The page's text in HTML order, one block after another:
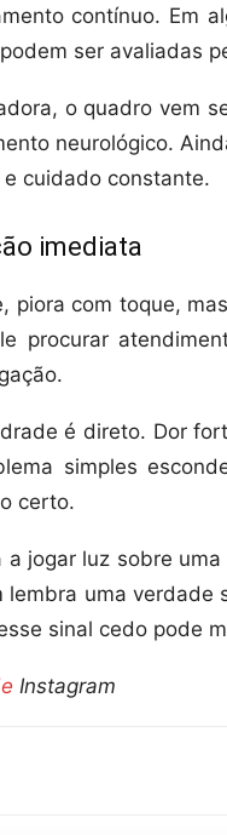
contínuo. Em
ser avaliadas
o quadro vem
neurológico.
cuidado constante.
imediata
piora com toque,
procurar
é direto. Dor
simples
certo.
jogar luz sobre
uma verdade
sinal cedo pode
Instagram